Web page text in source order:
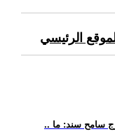
الرئيسي
سامح سند: ما